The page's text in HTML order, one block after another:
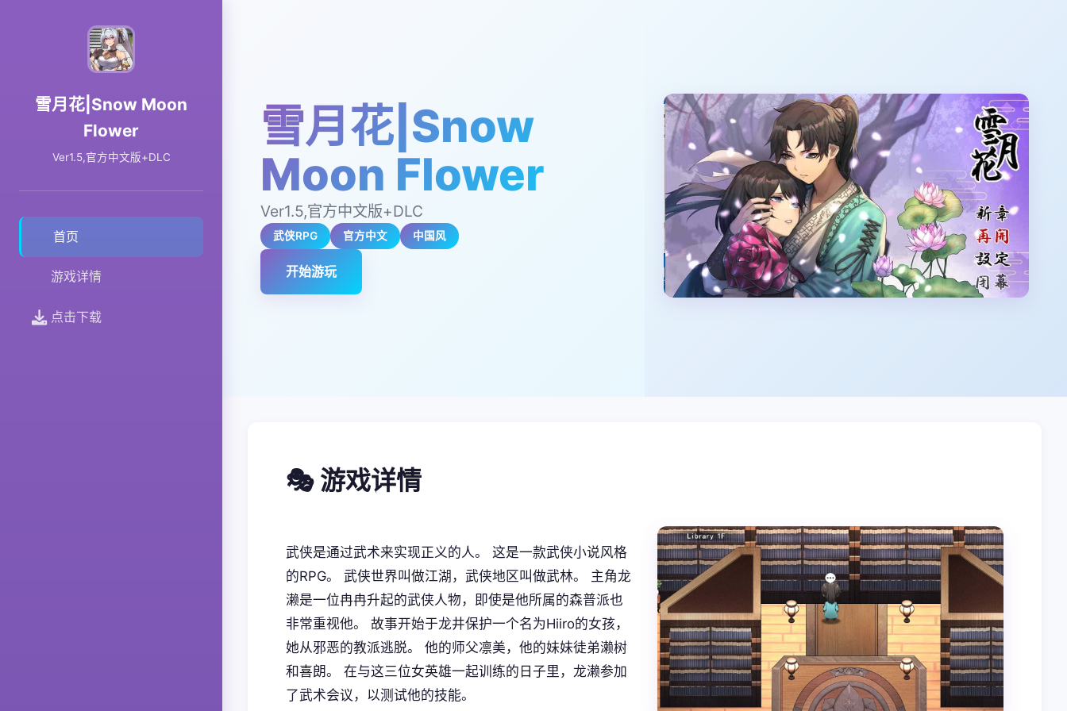
雪月花|Snow Moon
Flower
Ver1.5,官方中文版+DLC
首页
游戏详情
点击下载
雪月花|Snow
Moon Flower
Ver1.5,官方中文版+DLC
武侠RPG 官方中文 中国风
开始游玩
🎭 游戏详情
武侠是通过武术来实现正义的人。 这是一款武侠小说风格
的RPG。 武侠世界叫做江湖，武侠地区叫做武林。 主角龙
濑是一位冉冉升起的武侠人物，即使是他所属的森普派也
非常重视他。 故事开始于龙井保护一个名为Hiiro的女孩，
她从邪恶的教派逃脱。 他的师父凛美，他的妹妹徒弟濑树
和喜朗。 在与这三位女英雄一起训练的日子里，龙濑参加
了武术会议，以测试他的技能。